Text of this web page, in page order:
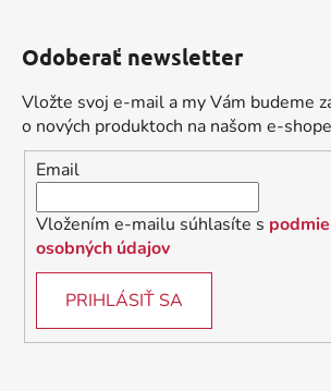
Odoberať newsletter
Vložte svoj e-mail a my Vám budeme
o nových produktoch na našom e-
Email
Vložením e-mailu súhlasíte s
osobných údajov
PRIHLÁSIŤ SA